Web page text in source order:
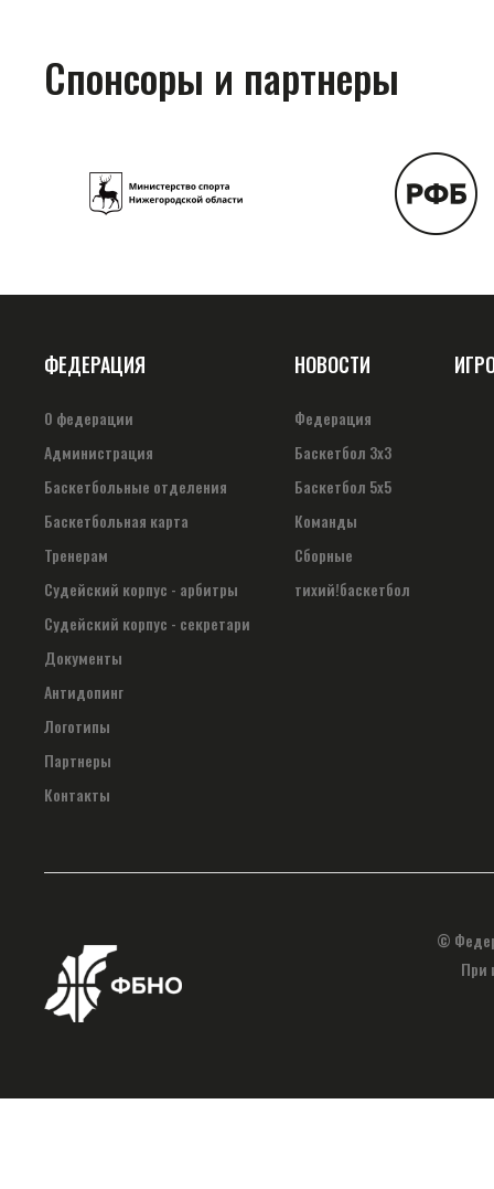
Спонсоры и партнеры
ФЕДЕРАЦИЯ
О федерации
Администрация
Баскетбольные отделения
Баскетбольная карта
Тренерам
Судейский корпус - арбитры
Судейский корпус - секретари
Документы
Антидопинг
Логотипы
Партнеры
Контакты
НОВОСТИ
Федерация
Баскетбол 3х3
Баскетбол 5х5
Команды
Сборные
тихий!баскетбол
©
При